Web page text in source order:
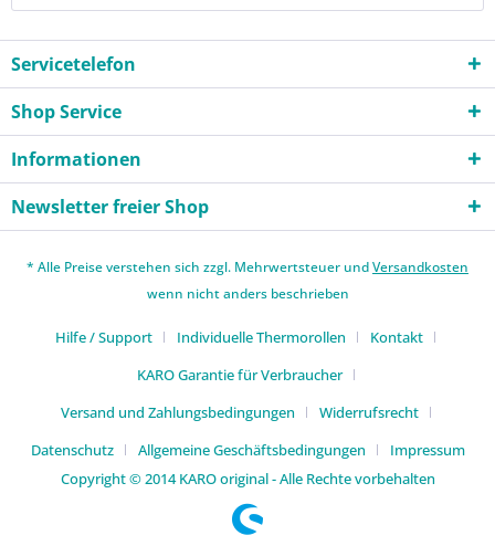
Servicetelefon
Shop Service
Informationen
Newsletter freier Shop
* Alle Preise verstehen sich zzgl. Mehrwertsteuer undVersandkosten
wenn nicht anders beschrieben
Hilfe / Support Individuelle Thermorollen
Kontakt
KARO Garantie für Verbraucher
Versand und Zahlungsbedingungen
Widerrufsrecht
Datenschutz
Allgemeine Geschäftsbedingungen
Impressum
Copyright © 2014 KARO original - Alle Rechte vorbehalten